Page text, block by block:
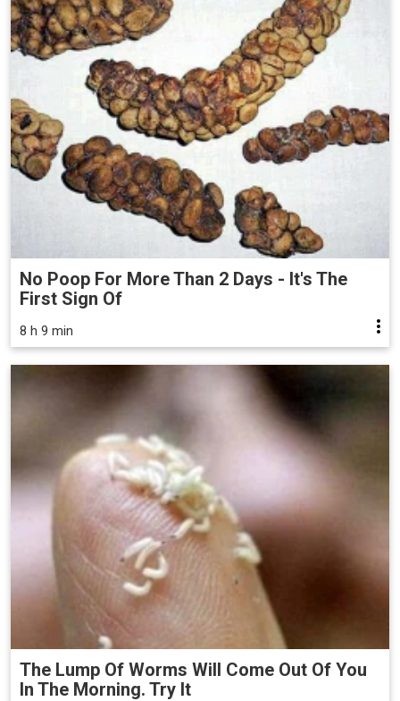
No Poop For More Than 2 Days - It's The
First Sign Of
8 h 9 min
The Lump Of Worms Will Come Out Of You
In The Morning. Try It